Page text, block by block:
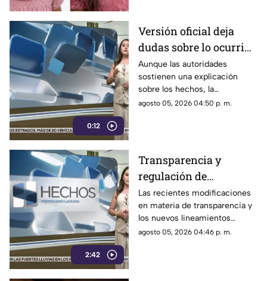
0:12
Versión oficial deja
dudas sobre lo ocurrido
y persisten
interrogantes
Aunque las autoridades
sostienen una explicación
sobre los hechos, la
información disponible no ha
agosto 05, 2026 04:50 p. m.
2:42
Transparencia y
regulación de
audiencias, bajo la lupa
por posible control de
la información
Las recientes modificaciones
en materia de transparencia y
los nuevos lineamientos
relacionados con las
agosto 05, 2026 04:46 p. m.